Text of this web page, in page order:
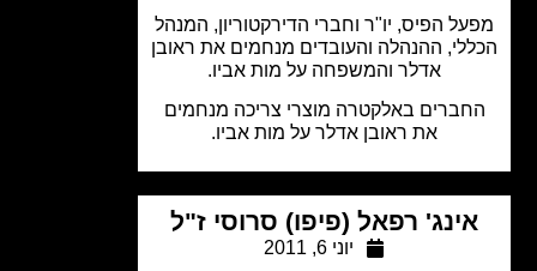
הפיס, יו"ר וחברי הדירקטוריון, המנהל
ההנהלה והעובדים מנחמים את ראובן
אדלר והמשפחה על מות אביו.
באלקטרה מוצרי צריכה מנחמים
את ראובן אדלר על מות אביו.
רפאל (פיפו) סרוסי ז"ל